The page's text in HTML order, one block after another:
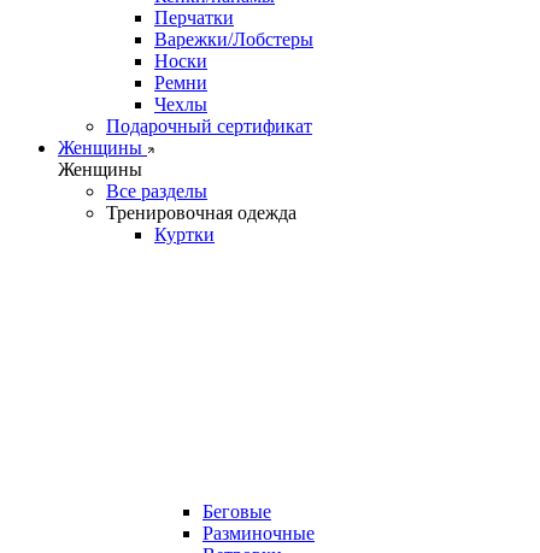
Перчатки
Варежки/Лобстеры
Носки
Ремни
Чехлы
Подарочный сертификат
Женщины
Женщины
Все разделы
Тренировочная одежда
Куртки
Беговые
Разминочные